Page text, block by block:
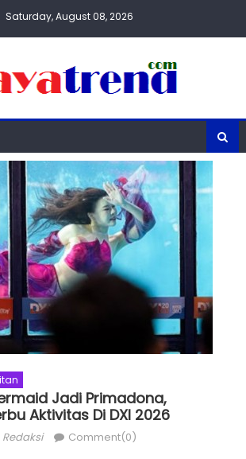
Saturday, August 08, 2026
Jadi Primadona,
Aktivitas Di DXI 2026
Author
Redaksi Comment(0)